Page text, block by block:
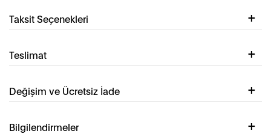
Taksit Seçenekleri
Teslimat
Değişim ve Ücretsiz İade
Bilgilendirmeler